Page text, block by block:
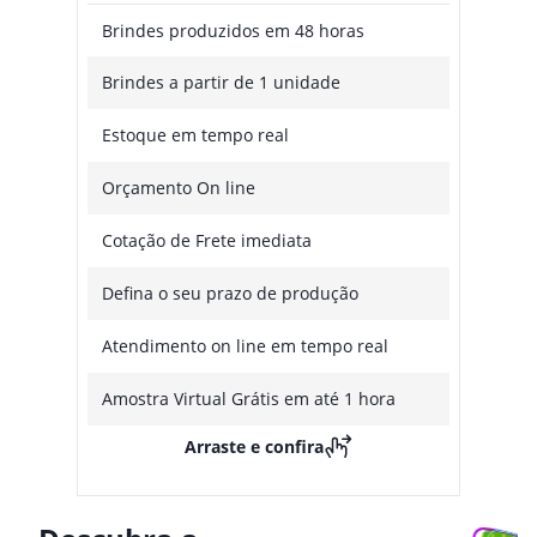
Brindes produzidos em 48 horas
Brindes a partir de 1 unidade
Estoque em tempo real
Orçamento On line
Cotação de Frete imediata
Defina o seu prazo de produção
Atendimento on line em tempo real
Amostra Virtual Grátis em até 1 hora
Arraste e confira